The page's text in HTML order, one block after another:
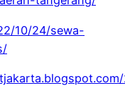
10/24/sewa-